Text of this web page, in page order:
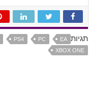
תגיות EA
PC
PS4
XBOX ONE